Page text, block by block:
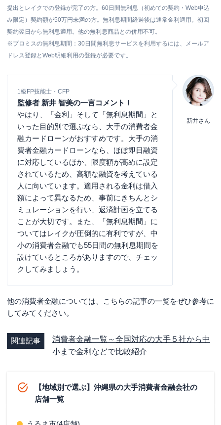
提出とレイクでの登録が完了の方。60日間無利息（初めての契約・Web申込
み限定）契約額が50万円未満の方。無利息期間経過後は通常金利適用。初回
契約翌日から無利息適用。他の無利息商品との併用不可。
※プロミスの無利息期間：30日間無利息サービスを利用するには、メールア
ドレス登録とWeb明細利用の登録が必要です。
1級FP技能士・CFP
監修者 新井 智美の一言コメント！
やはり、「金利」そして「無利息期間」と
いった目的別で選ぶなら、大手の消費者金
融カードローンがおすすめです。大手の消
費者金融カードローンなら、ほぼ即日融資
に対応しているほか、限度額が高めに設定
されているため、高額な融資を考えている
人に向いています。適用される金利は借入
額によって異なるため、事前にきちんとシ
ミュレーションを行い、返済計画を立てる
ことが大切です。また、「無利息期間」に
ついてはレイクが圧倒的に有利ですが、中
小の消費者金融でも55日間の無利息期間を
設けているところがありますので、チェッ
クしてみましょう。
新井さん
他の消費者金融については、こちらの記事の一覧をぜひ参考に
してみてください。
関連記事
消費者金融一覧～全国対応の大手５社から中
小まで金利などで比較紹介
【地域別で選ぶ】沖縄県の大手消費者金融会社の
店舗一覧